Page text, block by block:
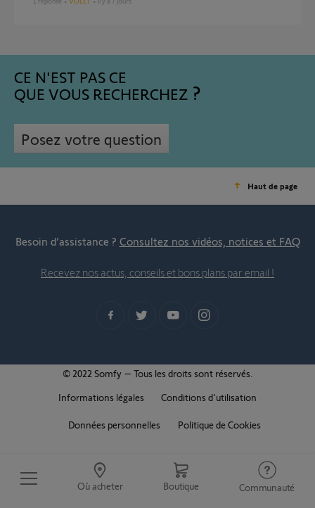
Où acheter Boutique Communauté
CE N'EST PAS CE
QUE VOUS RECHERCHEZ
Posez votre question
Haut de page
Besoin d’assistance ? Consultez nos vidéos, notices et FAQ
Recevez nos actus, conseils et bons plans par email !
© 2022 Somfy – Tous les droits sont réservés.
Informations légales
Conditions d'utilisation
Données personnelles Politique de Cookies